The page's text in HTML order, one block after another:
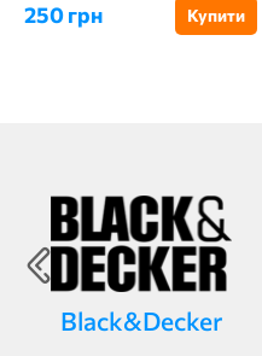
250 грн Купити
Black&Decker